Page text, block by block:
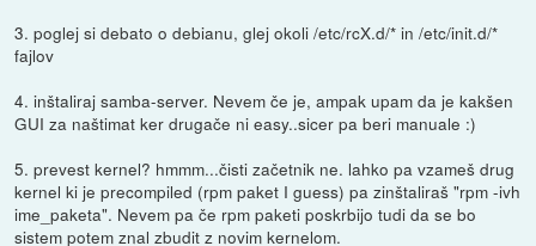
3. poglej si debato o debianu, glej okoli /etc/rcX.d/* in /etc/init.d/*
fajlov
4. inštaliraj samba-server. Nevem če je, ampak upam da je kakšen
GUI za naštimat ker drugače ni easy..sicer pa beri manuale :)
5. prevest kernel? hmmm...čisti začetnik ne. lahko pa vzameš drug
kernel ki je precompiled (rpm paket I guess) pa zinštaliraš "rpm -ivh
ime_paketa". Nevem pa če rpm paketi poskrbijo tudi da se bo
sistem potem znal zbudit z novim kernelom.